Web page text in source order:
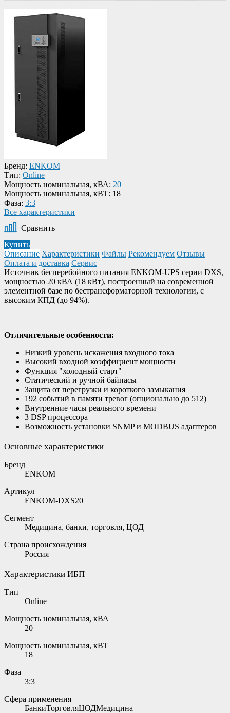
Бренд: ENKOM
Тип: Online
Мощность номинальная, кВА: 20
Мощность номинальная, кВТ: 18
Фаза: 3:3
Все характеристики
Сравнить
Купить
Описание Характеристики Файлы Рекомендуем Отзывы
Оплата и доставка Сервис
Источник бесперебойного питания ENKOM-UPS серии DXS,
мощностью 20 кВА (18 кВт), построенный на современной
элементной базе по бестрансформаторной технологии, с
высоким КПД (до 94%).
Отличительные особенности:
Низкий уровень искажения входного тока
Высокий входной коэффициент мощности
Функция "холодный старт"
Статический и ручной байпасы
Защита от перегрузки и короткого замыкания
192 событий в памяти тревог (опционально до 512)
Внутренние часы реального времени
3 DSP процессора
Возможность установки SNMP и MODBUS адаптеров
Основные характеристики
Бренд
ENKOM
Артикул
ENKOM-DXS20
Сегмент
Медицина, банки, торговля, ЦОД
Страна происхождения
Россия
Характеристики ИБП
Тип
Online
Мощность номинальная, кВА
20
Мощность номинальная, кВТ
18
Фаза
3:3
Сфера применения
БанкиТорговляЦОДМедицина